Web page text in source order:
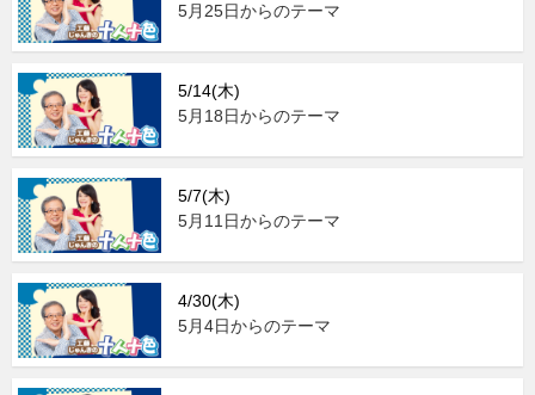
5月25日からのテーマ
5/14(木)
5月18日からのテーマ
5/7(木)
5月11日からのテーマ
4/30(木)
5月4日からのテーマ